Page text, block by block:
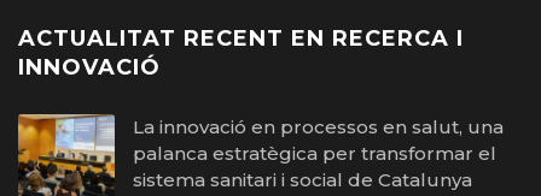
ACTUALITAT RECENT EN RECERCA I
INNOVACIÓ
La innovació en processos en salut, una
palanca estratègica per transformar el
sistema sanitari i social de Catalunya